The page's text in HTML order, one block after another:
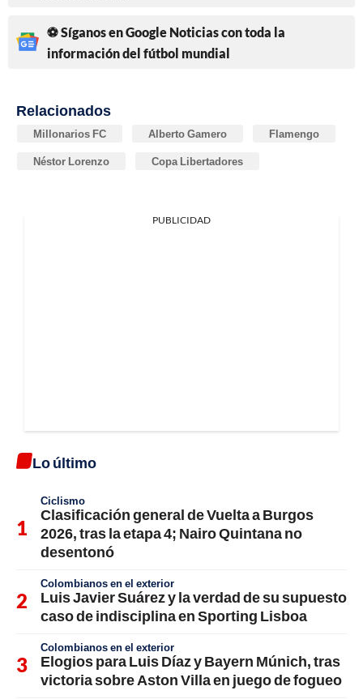
⚽ Síganos en Google Noticias con toda la
información del fútbol mundial
Relacionados
Millonarios FC Alberto Gamero Flamengo
Néstor Lorenzo Copa Libertadores
PUBLICIDAD
Lo último
Ciclismo
Clasificación general de Vuelta a Burgos
2026, tras la etapa 4; Nairo Quintana no
desentonó
Colombianos en el exterior
Luis Javier Suárez y la verdad de su supuesto
caso de indisciplina en Sporting Lisboa
Colombianos en el exterior
Elogios para Luis Díaz y Bayern Múnich, tras
victoria sobre Aston Villa en juego de fogueo